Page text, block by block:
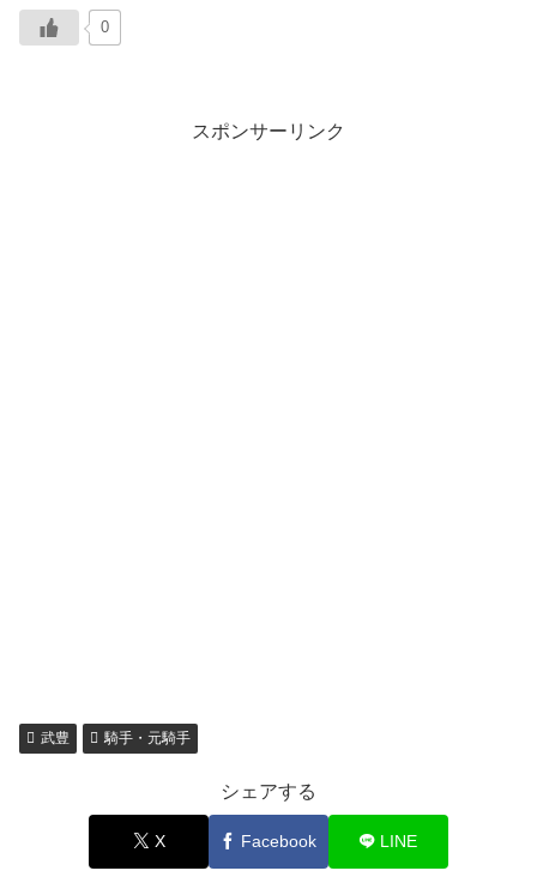
0
スポンサーリンク
武豊 騎手・元騎手
シェアする
X Facebook LINE